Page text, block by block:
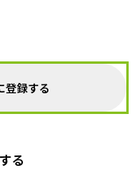
登録する
る